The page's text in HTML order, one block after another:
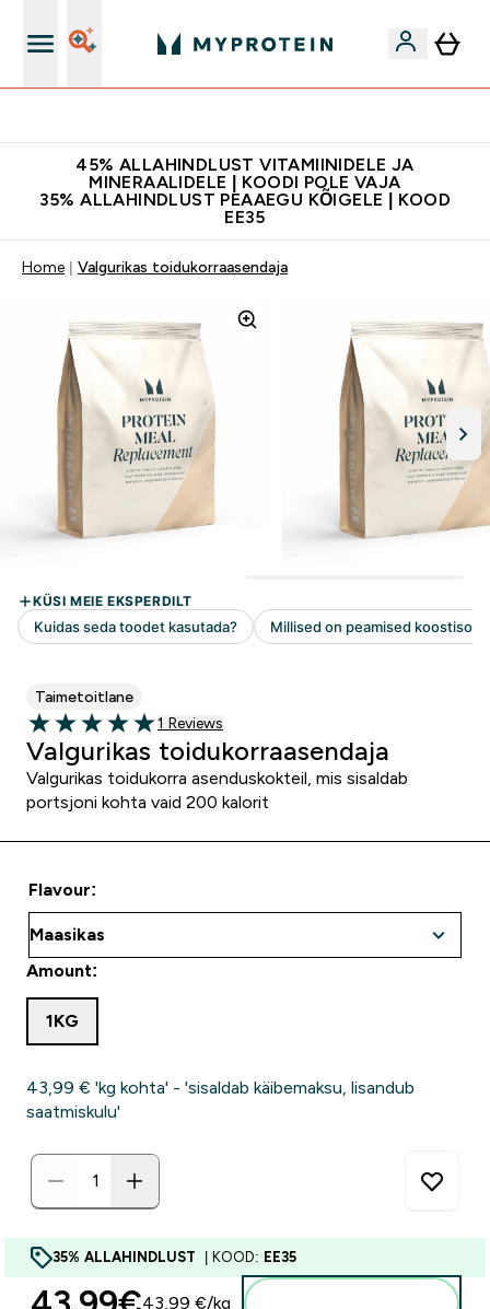
45% ALLAHINDLUST VITAMIINIDELE JA
MINERAALIDELE | KOODI POLE VAJA
35% ALLAHINDLUST PEAAEGU KÕIGELE | KOOD
EE35
Home Valgurikas toidukorraasendaja
Taimetoitlane
5 out of 5 stars
1 customer reviews
1 Reviews
Valgurikas toidukorraasendaja
Valgurikas toidukorra asenduskokteil, mis sisaldab
portsjoni kohta vaid 200 kalorit
Flavour:
Amount:
1KG
43,99 €‎ 'kg kohta' - 'sisaldab käibemaksu, lisandub
saatmiskulu'
35% ALLAHINDLUST | KOOD: EE35
43,99 €‎/kg